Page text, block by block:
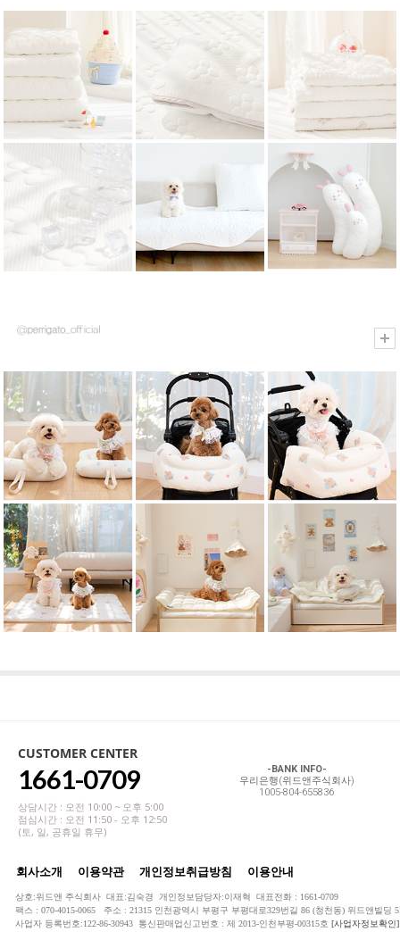
CUSTOMER CENTER
1661-0709
상담시간 : 오전 10:00 ~ 오후 5:00
점심시간 : 오전 11:50 - 오후 12:50
(토, 일, 공휴일 휴무)
-BANK INFO-
우리은행(위드앤주식회사)
1005-804-655836
회사소개 이용약관 개인정보취급방침 이용안내
상호:위드앤 주식회사 대표:김숙경 개인정보담당자:이재혁 대표전화 : 1661-0709
팩스 : 070-4015-0065 주소 : 21315 인천광역시 부평구 부평대로329번길 86 (청천동) 위드앤빌딩
사업자 등록번호:122-86-30943 통신판매업신고번호 : 제 2013-인천부평-00315호 [사업자정보확인]